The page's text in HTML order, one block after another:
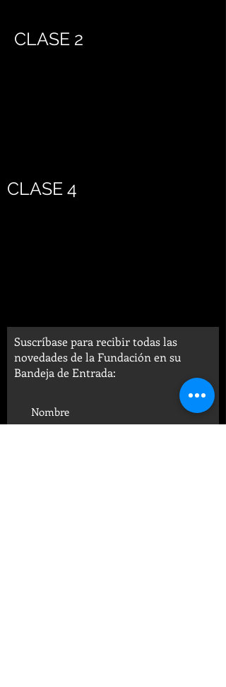
CLASE 2
CLASE 4
Suscríbase para recibir todas las
novedades de la Fundación en su
Bandeja de Entrada: